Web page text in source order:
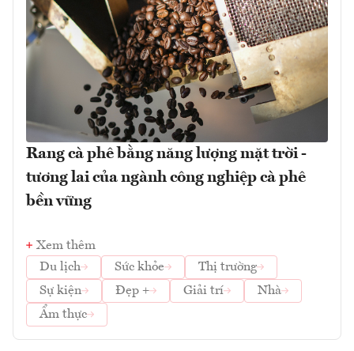
Rang cà phê bằng năng lượng mặt trời -
tương lai của ngành công nghiệp cà phê
bền vững
Xem thêm
Du lịch
Sức khỏe
Thị trường
Sự kiện
Đẹp + Giải trí
Nhà
Ẩm thực